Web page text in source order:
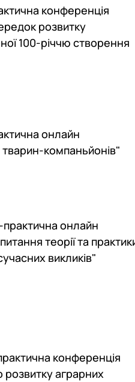
конференція
розвитку
100-річчю створення
онлайн
компаньйонів"
практична онлайн
теорії та
викликів"
конференція
розвитку аграрних